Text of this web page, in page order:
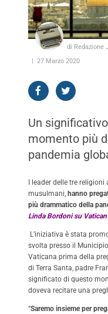
di Redazione
27 Marzo 2020
Un
momento più
pandemia
I leader delle tre
musulmani, hanno
più drammatico della
Linda Bordoni su Vatican
L’iniziativa è stata
svolta presso il
Vaticana prima della
di Terra Santa, padre
significato di questo
doveva recitare una
“Saremo insieme per